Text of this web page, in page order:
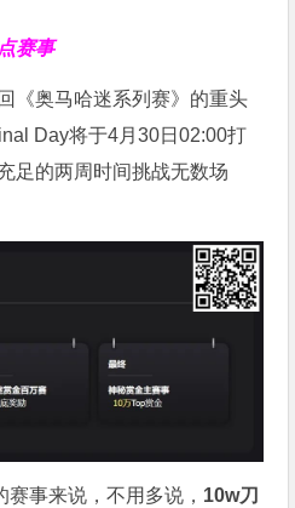
赛事
《奥马哈迷系列赛》的重头
Day将于4月30日02:00打
足的两周时间挑战无数场
事来说，不用多说， 10w刀